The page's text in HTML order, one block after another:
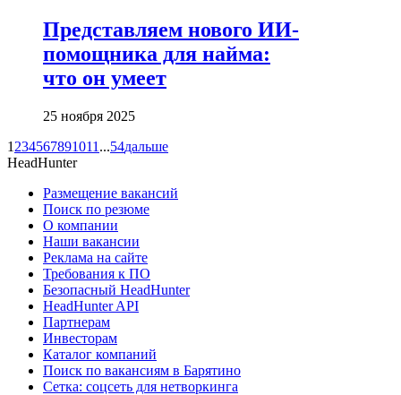
Представляем нового ИИ-
помощника для найма:
что он умеет
25 ноября 2025
1 234567891011 ...54дальше
HeadHunter
Размещение вакансий
Поиск по резюме
О компании
Наши вакансии
Реклама на сайте
Требования к ПО
Безопасный HeadHunter
HeadHunter API
Партнерам
Инвесторам
Каталог компаний
Поиск по вакансиям в Барятино
Сетка: соцсеть для нетворкинга